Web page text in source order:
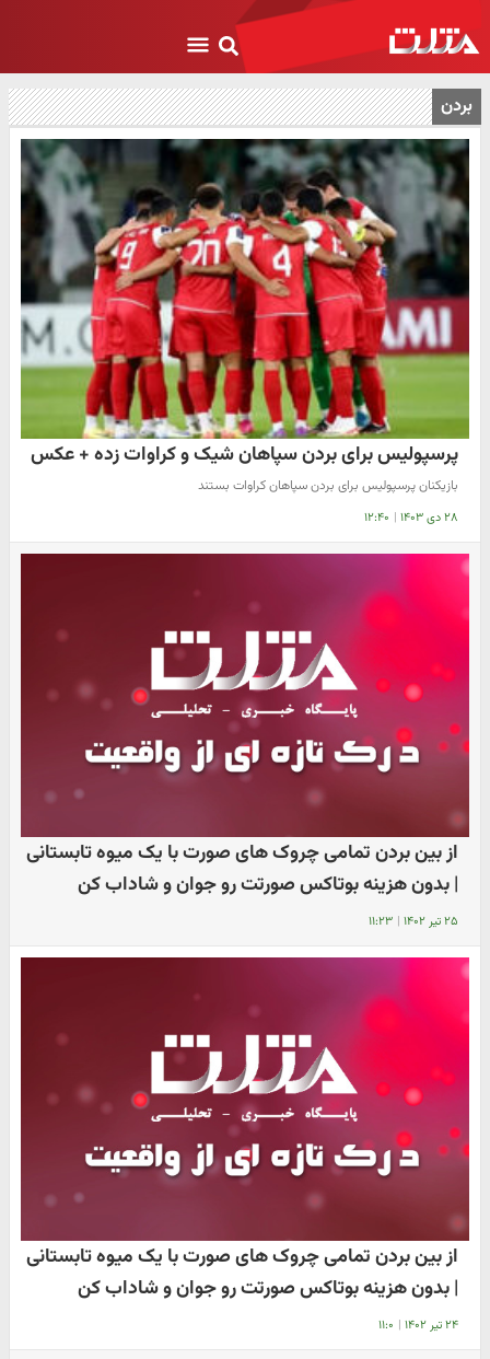
بردن
پرسپولیس برای بردن سپاهان شیک و کراوات زده + عکس
بازیکنان پرسپولیس برای بردن سپاهان کراوات بستند
۲۸ دی ۱۴۰۳ | ۱۲:۴۰
از بین بردن تمامی چروک های صورت با یک میوه تابستانی
| بدون هزینه بوتاکس صورتت رو جوان و شاداب کن
۲۵ تیر ۱۴۰۲ | ۱۱:۲۳
از بین بردن تمامی چروک های صورت با یک میوه تابستانی
| بدون هزینه بوتاکس صورتت رو جوان و شاداب کن
۲۴ تیر ۱۴۰۲ | ۱۱:۰